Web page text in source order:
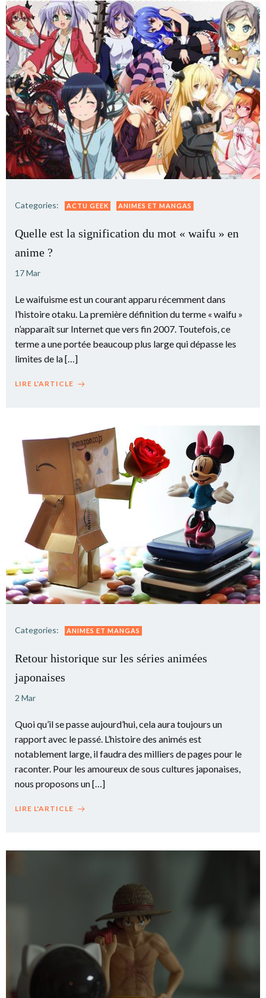
Categories: ACTU GEEK ANIMES ET MANGAS
Quelle est la signification du mot « waifu » en
anime ?
17 Mar
Le waifuisme est un courant apparu récemment dans
l’histoire otaku. La première définition du terme « waifu »
n’apparaît sur Internet que vers fin 2007. Toutefois, ce
terme a une portée beaucoup plus large qui dépasse les
limites de la […]
LIRE L'ARTICLE
Categories: ANIMES ET MANGAS
Retour historique sur les séries animées
japonaises
2 Mar
Quoi qu’il se passe aujourd’hui, cela aura toujours un
rapport avec le passé. L’histoire des animés est
notablement large, il faudra des milliers de pages pour le
raconter. Pour les amoureux de sous cultures japonaises,
nous proposons un […]
LIRE L'ARTICLE